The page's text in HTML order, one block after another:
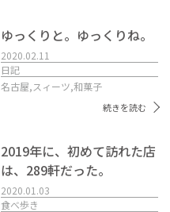
ゆっくりと。ゆっくりね。
2020.02.11
日記
名古屋,スィーツ,和菓子
続きを読む
2019年に、初めて訪れた店
は、289軒だった。
2020.01.03
食べ歩き